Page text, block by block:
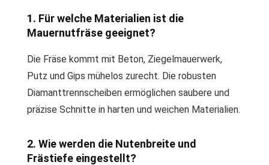
1. Für welche Materialien ist die
Mauernutfräse geeignet?
Die Fräse kommt mit Beton, Ziegelmauerwerk,
Putz und Gips mühelos zurecht. Die robusten
Diamanttrennscheiben ermöglichen saubere und
präzise Schnitte in harten und weichen Materialien.
2. Wie werden die Nutenbreite und
Frästiefe eingestellt?